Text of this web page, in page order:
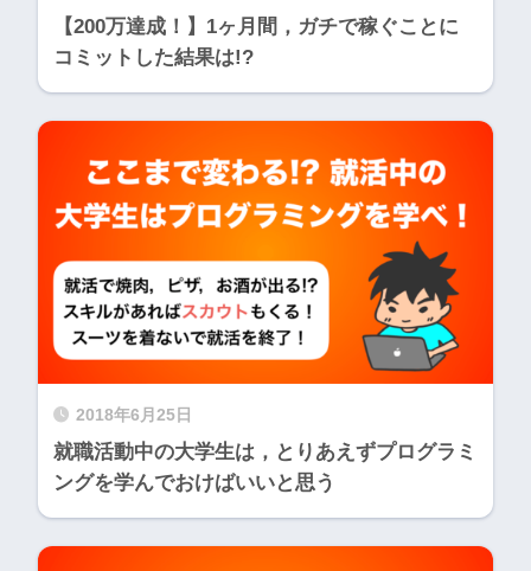
【200万達成！】1ヶ月間，ガチで稼ぐことに
コミットした結果は!?
2018年6月25日
就職活動中の大学生は，とりあえずプログラミ
ングを学んでおけばいいと思う